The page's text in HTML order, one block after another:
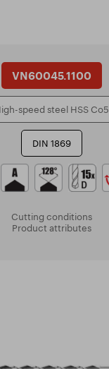
VN60045.1100
speed steel HSS Co5
DIN 1869
Cutting conditions
Product attributes